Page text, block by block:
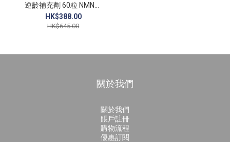
逆齡補充劑 60粒 NMN逆
齡膠囊【香港行貨】逆齡
美肌 逆齡NMN
HK$388.00
HK$645.00
關於我們
關於我們
賬戶註冊
購物流程
優惠訂閱